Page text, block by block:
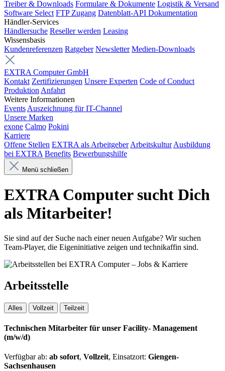
Treiber & Downloads Formulare & Dokumente Logistik & Versand
Software Select FTP Zugang Datenblatt-API Dokumentation
Händler-Services
Händlersuche Reseller werden Leasing
Wissensbasis
Kundenreferenzen Ratgeber Newsletter Medien-Downloads
EXTRA Computer GmbH
Kontakt Zertifizierungen Unsere Experten Code of Conduct
Produktion Anfahrt
Weitere Informationen
Events Auszeichnung für IT-Channel
Unsere Marken
exone Calmo Pokini
Karriere
Offene Stellen EXTRA als Arbeitgeber Arbeitskultur Ausbildung
bei EXTRA Benefits Bewerbungshilfe
Menü schließen
EXTRA Computer sucht Dich
als Mitarbeiter!
Sie sind auf der Suche nach einer neuen Aufgabe? Wir suchen
Team-Player, die Eigeninitiative zeigen und technikaffin sind.
Arbeitsstelle
Alles Vollzeit Teilzeit
Technischen Mitarbeiter für unser Facility- Management
(m/w/d)
Verfügbar ab: ab sofort, Vollzeit, Einsatzort: Giengen-
Sachsenhausen